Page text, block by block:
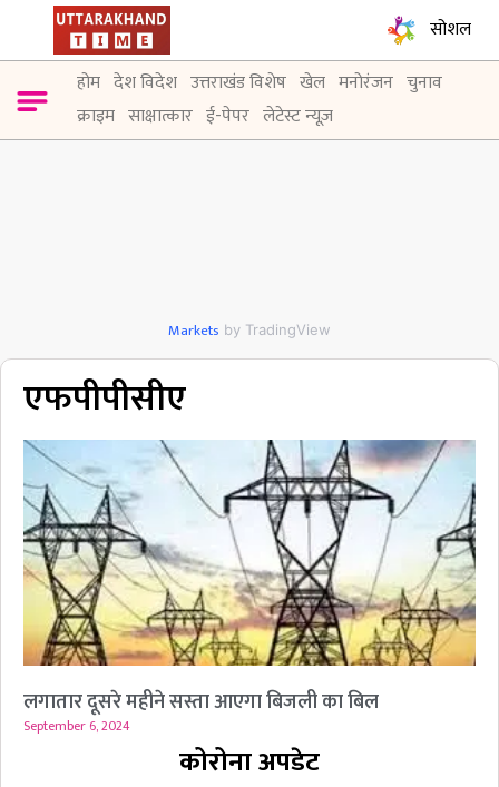
सोशल
होम देश विदेश उत्तराखंड विशेष खेल मनोरंजन चुनाव
क्राइम साक्षात्कार ई-पेपर लेटेस्ट न्यूज़
Markets by TradingView
एफपीपीसीए
लगातार दूसरे महीने सस्ता आएगा बिजली का बिल
September 6, 2024
कोरोना अपडेट